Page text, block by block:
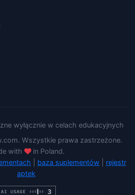
wyłącznie w celach edukacyjnych
Wszystkie prawa zastrzeżone.
with
in Poland.
baza suplementów
rejestr
aptek